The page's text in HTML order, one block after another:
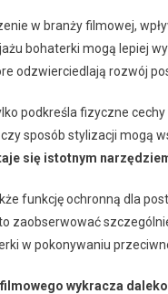
w branży filmowej,
bohaterki mogą lepiej
odzwierciedlają rozwój
podkreśla fizyczne cechy
sposób stylizacji mogą
się istotnym
funkcję ochronną dla
zaobserwować
w pokonywaniu
wykracza